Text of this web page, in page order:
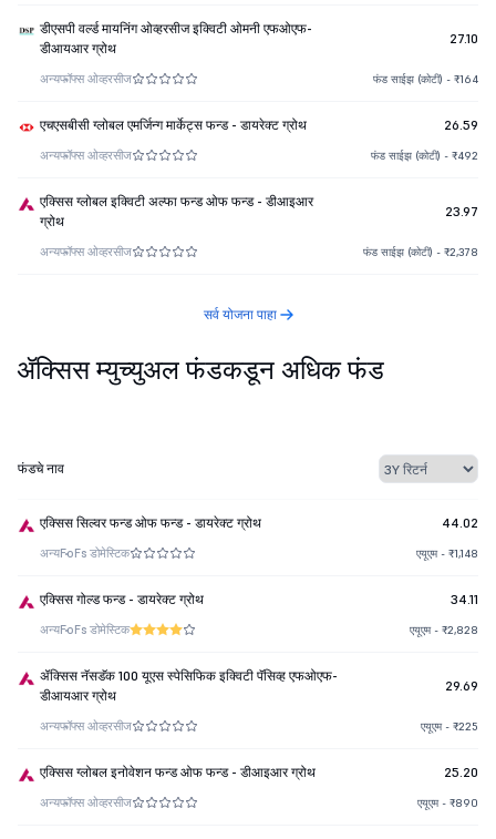
डीएसपी वर्ल्ड मायनिंग ओव्हरसीज इक्विटी ओमनी एफओएफ-
डीआयआर ग्रोथ
27.10
अन्यफॉफ्स ओव्हरसीज फंड साईझ (कोटी) - ₹164
एचएसबीसी ग्लोबल एमर्जिन्ग मार्केट्स फन्ड - डायरेक्ट ग्रोथ 26.59
अन्यफॉफ्स ओव्हरसीज फंड साईझ (कोटी) - ₹492
एक्सिस ग्लोबल इक्विटी अल्फा फन्ड ओफ फन्ड - डीआइआर
ग्रोथ
23.97
अन्यफॉफ्स ओव्हरसीज फंड साईझ (कोटी) - ₹2,378
सर्व योजना पाहा
ॲक्सिस म्युच्युअल फंडकडून अधिक फंड
फंडचे नाव
एक्सिस सिल्वर फन्ड ओफ फन्ड - डायरेक्ट ग्रोथ 44.02
अन्यFoFs डोमेस्टिक एयूएम - ₹1,148
एक्सिस गोल्ड फन्ड - डायरेक्ट ग्रोथ 34.11
अन्यFoFs डोमेस्टिक एयूएम - ₹2,828
ॲक्सिस नॅसडॅक 100 यूएस स्पेसिफिक इक्विटी पॅसिव्ह एफओएफ-
डीआयआर ग्रोथ
29.69
अन्यफॉफ्स ओव्हरसीज एयूएम - ₹225
एक्सिस ग्लोबल इनोवेशन फन्ड ओफ फन्ड - डीआइआर ग्रोथ 25.20
अन्यफॉफ्स ओव्हरसीज एयूएम - ₹890